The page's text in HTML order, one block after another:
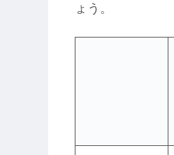
ょう。